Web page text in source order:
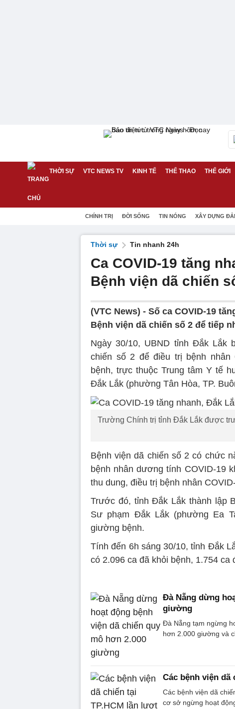
THỜI SỰ VTC NEWS TV KINH TẾ THỂ THAO THẾ GIỚI
CHÍNH TRỊ ĐỜI SỐNG TIN NÓNG XÂY DỰNG
Thời sự Tin nhanh 24h
Ca COVID-19 tăng
Bệnh viện dã chiến
(VTC News) - Số ca COVID-19
Bệnh viện dã chiến số 2 để tiếp
Ngày 30/10, UBND tỉnh Đắk Lắk
chiến số 2 để điều trị bệnh nhân
bệnh, trực thuộc Trung tâm Y tế
Đắk Lắk (phường Tân Hòa, TP.
Trường Chính trị tỉnh Đắk Lắk được
Bệnh viện dã chiến số 2 có chức
bệnh nhân dương tính COVID-19
thu dung, điều trị bệnh nhân
Trước đó, tỉnh Đắk Lắk thành lập
Sư phạm Đắk Lắk (phường Ea
giường bệnh.
Tính đến 6h sáng 30/10, tỉnh Đắk
có 2.096 ca đã khỏi bệnh, 1.754 ca
Đà Nẵng dừng
giường
Đà Nẵng tạm ngừng
hơn 2.000 giường và
Các bệnh viện
Các bệnh viện dã
cơ sở ngừng hoạt